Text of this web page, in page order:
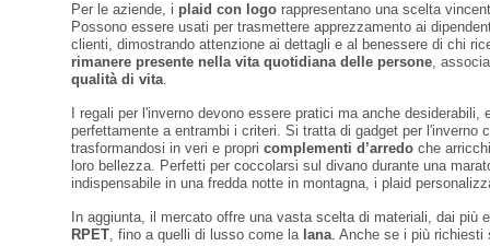
Per le aziende, i plaid con logo rappresentano una scelta
Possono essere usati per trasmettere apprezzamento ai
clienti, dimostrando attenzione ai dettagli e al benessere di chi
rimanere presente nella vita quotidiana delle persone,
qualità di vita.
I regali per l'inverno devono essere pratici ma anche
perfettamente a entrambi i criteri. Si tratta di gadget per l'inverno
trasformandosi in veri e propri complementi d’arredo che
loro bellezza. Perfetti per coccolarsi sul divano durante una
indispensabile in una fredda notte in montagna, i plaid
In aggiunta, il mercato offre una vasta scelta di materiali, dai
RPET, fino a quelli di lusso come la lana. Anche se i più